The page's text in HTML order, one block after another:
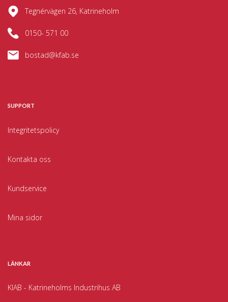
Tegnérvägen 26, Katrineholm
0150- 571 00
bostad@kfab.se
SUPPORT
Integritetspolicy
Kontakta oss
Kundservice
Mina sidor
LÄNKAR
KIAB - Katrineholms Industrihus AB